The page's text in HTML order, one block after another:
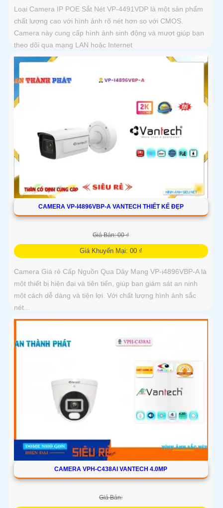
Loại Camera IP POE Sắt Nét VP-4491VDP là một sản phẩm
chất lượng cao với hình ảnh rõ nét hơn so với CMOS.
Camera này cung cấp hình ảnh sinh động và mượt giúp bạn
theo dõi qua mạng LAN hoặc Internet
CAMERA VP-I4896VBP-A VANTECH THIẾT KẾ ĐẸP
Giá Bán: 00 ₫
Giá Khuyến Mại: 00 ₫
Camera Giá rẻ Cấp Nguồn Qua Dây Mạng VP-i4896VBP-A là
một thiết bị hiện đại và tiên tiến, giúp bạn giám sát an ninh
một cách dễ dàng và tiện lợi. Với chất lượng hình ảnh sắc
nét...
CAMERA VPH-C438AI VANTECH 4.0MP
Giá Bán: